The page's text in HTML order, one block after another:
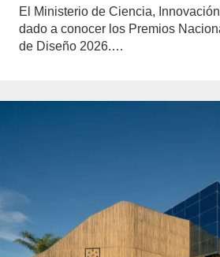
El Ministerio de Ciencia,
dado a conocer los Premios
de Diseño 2026.…